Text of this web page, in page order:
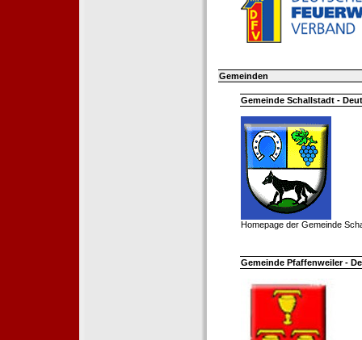
Gemeinden
Gemeinde Schallstadt -
Homepage der Gemeinde
Gemeinde Pfaffenweiler -